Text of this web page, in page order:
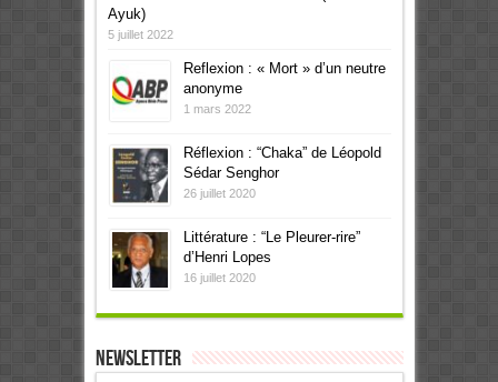
Ayuk)
5 juillet 2022
Reflexion : « Mort » d’un neutre
anonyme
1 mars 2022
Réflexion : “Chaka” de Léopold
Sédar Senghor
26 juillet 2020
Littérature : “Le Pleurer-rire”
d’Henri Lopes
16 juillet 2020
Newsletter